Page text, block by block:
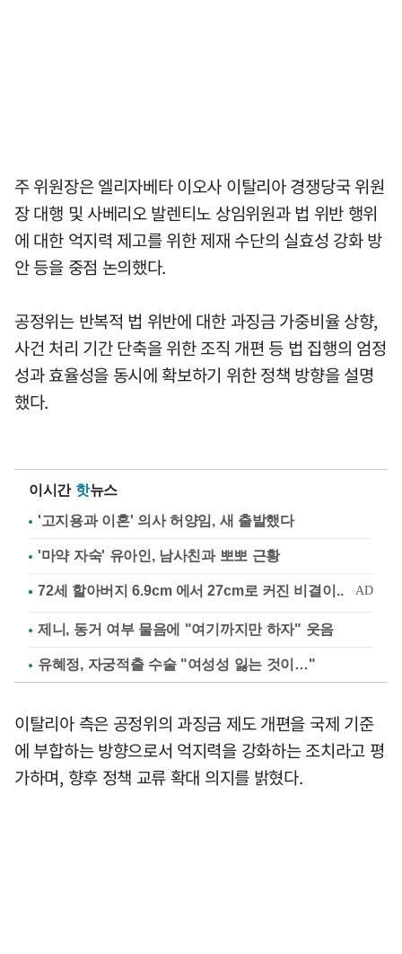
주 위원장은 엘리자베타 이오사 이탈리아 경쟁당국 위원
장 대행 및 사베리오 발렌티노 상임위원과 법 위반 행위
에 대한 억지력 제고를 위한 제재 수단의 실효성 강화 방
안 등을 중점 논의했다.
공정위는 반복적 법 위반에 대한 과징금 가중비율 상향,
사건 처리 기간 단축을 위한 조직 개편 등 법 집행의 엄정
성과 효율성을 동시에 확보하기 위한 정책 방향을 설명
했다.
이시간 핫뉴스
'고지용과 이혼' 의사 허양임, 새 출발했다
'마약 자숙' 유아인, 남사친과 뽀뽀 근황
제니, 동거 여부 물음에 "여기까지만 하자" 웃음
유혜정, 자궁적출 수술 "여성성 잃는 것이…"
이탈리아 측은 공정위의 과징금 제도 개편을 국제 기준
에 부합하는 방향으로서 억지력을 강화하는 조치라고 평
가하며, 향후 정책 교류 확대 의지를 밝혔다.